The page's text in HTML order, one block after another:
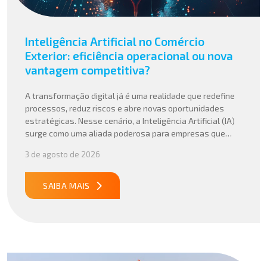
Inteligência Artificial no Comércio
Exterior: eficiência operacional ou nova
vantagem competitiva?
A transformação digital já é uma realidade que redefine
processos, reduz riscos e abre novas oportunidades
estratégicas. Nesse cenário, a Inteligência Artificial (IA)
surge como uma aliada poderosa para empresas que
suas operações internacionais. Mais do que automatizar
tarefas, a IA vem sendo aplicada para interpretar dados
complexos, […]
3 de agosto de 2026
SAIBA MAIS